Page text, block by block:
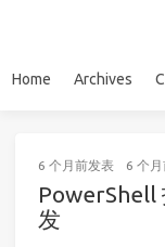
Home Archives
6 个月前发表 6 个月
PowerShell
发